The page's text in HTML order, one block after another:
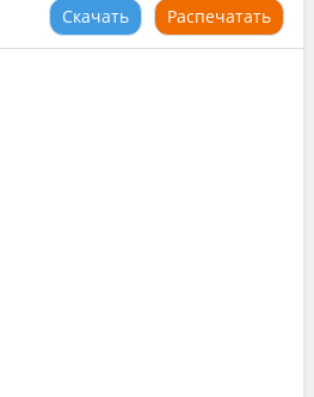
Скачать Распечатать